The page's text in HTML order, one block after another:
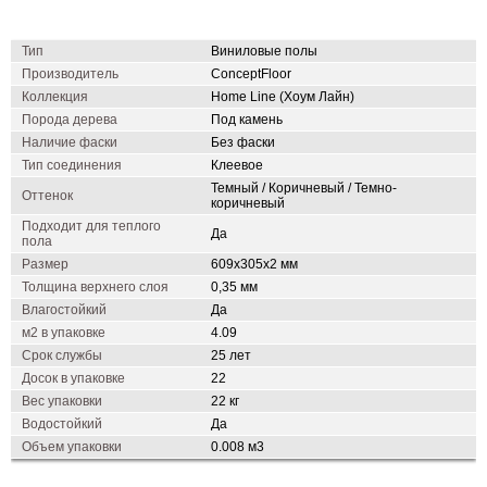
Тип
Виниловые полы
Производитель
ConceptFloor
Коллекция
Home Line (Хоум Лайн)
Порода дерева
Под камень
Наличие фаски
Без фаски
Тип соединения
Клеевое
Оттенок
Темный / Коричневый / Темно-
коричневый
Подходит для теплого
пола
Да
Размер
609x305х2 мм
Толщина верхнего слоя
0,35 мм
Влагостойкий
Да
м2 в упаковке
4.09
Срок службы
25 лет
Досок в упаковке
22
Вес упаковки
22 кг
Водостойкий
Да
Объем упаковки
0.008 м3